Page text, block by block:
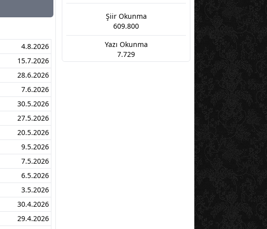
4.8.2026
15.7.2026
28.6.2026
7.6.2026
30.5.2026
27.5.2026
20.5.2026
9.5.2026
7.5.2026
6.5.2026
3.5.2026
30.4.2026
29.4.2026
Şiir Okunma
609.800
Yazı Okunma
7.729